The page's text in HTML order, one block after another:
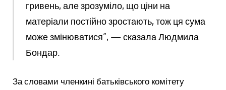
гривень, але зрозуміло, що ціни на
матеріали постійно зростають, тож ця сума
може змінюватися”, — сказала Людмила
Бондар.
За словами членкині батьківського комітету